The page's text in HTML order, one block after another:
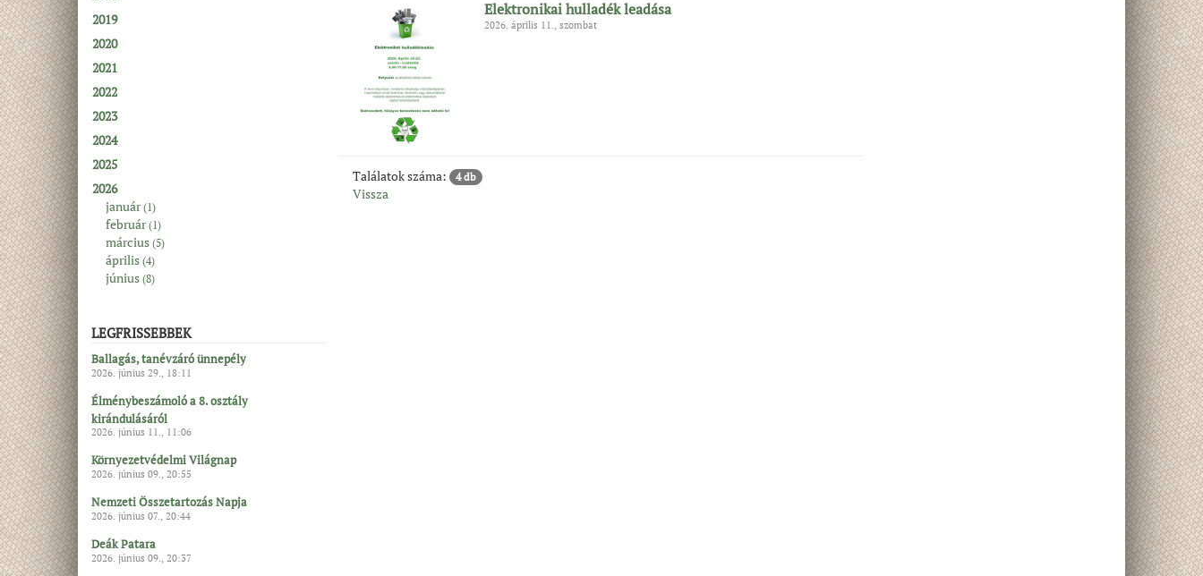
2019
2020
2021
2022
2023
2024
2025
2026
január(1)
február(1)
március (5)
április (4)
június (8)
LEGFRISSEBBEK
Ballagás, tanévzáró ünnepély
2026. június 29., 18:11
Élménybeszámoló a 8. osztály
kirándulásáról
2026. június 11., 11:06
Környezetvédelmi Világnap
2026. június 09., 20:55
Nemzeti Összetartozás Napja
2026. június 07., 20:44
Deák Patara
2026. június 09., 20:37
Elektronikai hulladék leadása
2026. április 11., szombat
Találatok száma: 4 db
Vissza